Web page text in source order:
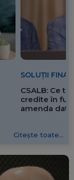
SOLUȚII
CSALB: Ce
credite în
amenda
Citește toate...